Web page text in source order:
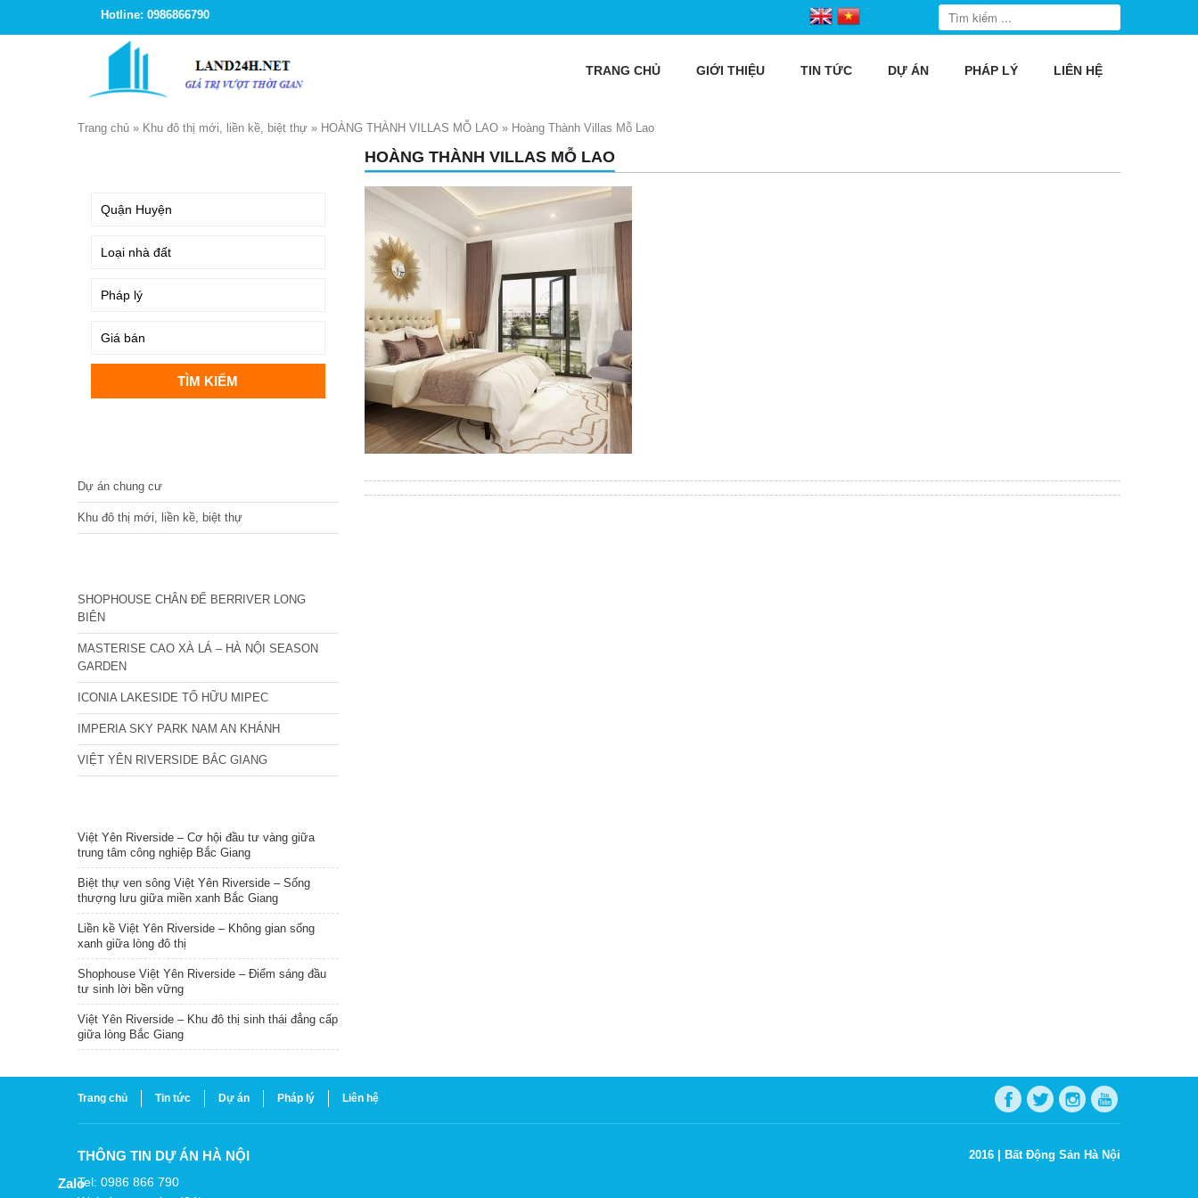
Hotline: 0986866790
TRANG CHỦ GIỚI THIỆU TIN TỨC DỰ ÁN PHÁP LÝ LIÊN HỆ
Trang chủ » Khu đô thị mới, liền kề, biệt thự » HOÀNG THÀNH VILLAS MỖ LAO » Hoàng Thành Villas Mỗ Lao
HOÀNG THÀNH VILLAS MỖ LAO
Dự án chung cư
Khu đô thị mới, liền kề, biệt thự
SHOPHOUSE CHÂN ĐẾ BERRIVER LONG
BIÊN
MASTERISE CAO XÀ LÁ – HÀ NỘI SEASON
GARDEN
ICONIA LAKESIDE TỐ HỮU MIPEC
IMPERIA SKY PARK NAM AN KHÁNH
VIỆT YÊN RIVERSIDE BẮC GIANG
Việt Yên Riverside – Cơ hội đầu tư vàng giữa
trung tâm công nghiệp Bắc Giang
Biệt thự ven sông Việt Yên Riverside – Sống
thượng lưu giữa miền xanh Bắc Giang
Liền kề Việt Yên Riverside – Không gian sống
xanh giữa lòng đô thị
Shophouse Việt Yên Riverside – Điểm sáng đầu
tư sinh lời bền vững
Việt Yên Riverside – Khu đô thị sinh thái đẳng cấp
giữa lòng Bắc Giang
Trang chủ Tin tức Dự án Pháp lý Liên hệ
THÔNG TIN DỰ ÁN HÀ NỘI
Tel: 0986 866 790
2016 | Bất Động Sản Hà Nội
Zalo